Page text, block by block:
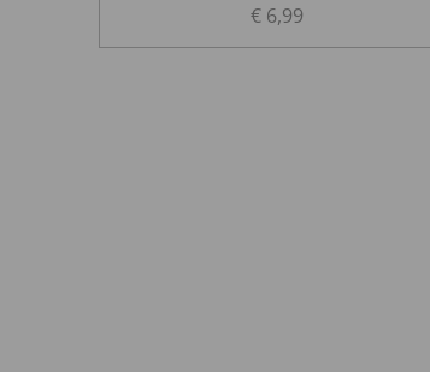
€ 6,99